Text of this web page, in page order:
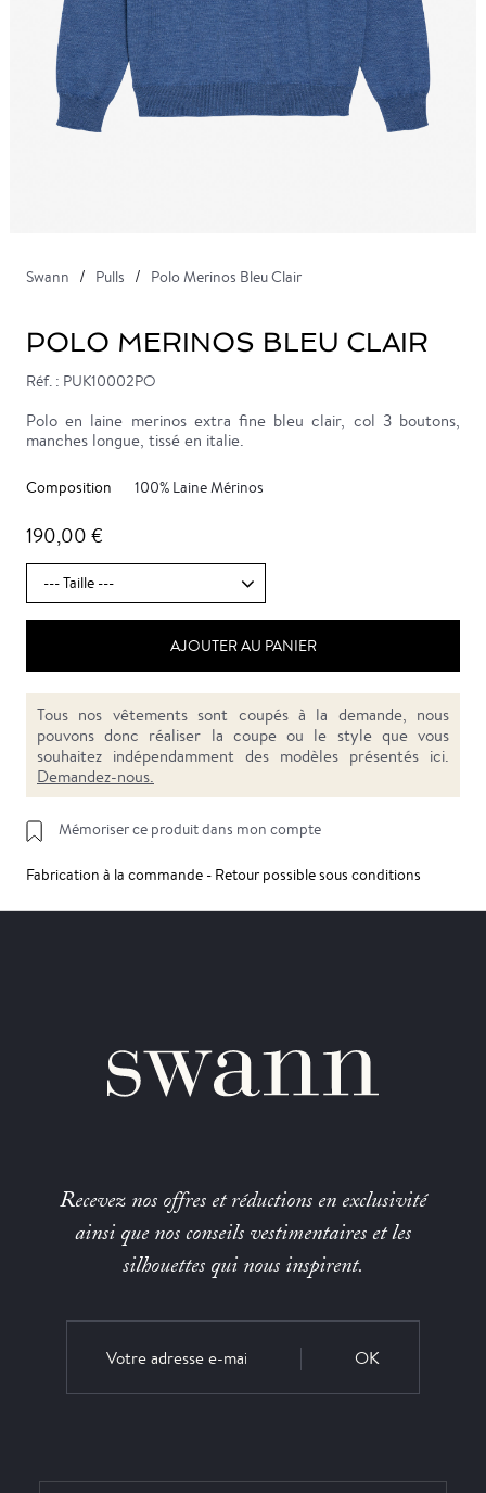
Swann Pulls Polo Merinos Bleu Clair
POLO MERINOS BLEU CLAIR
Réf. : PUK10002PO
Polo en laine merinos extra fine bleu clair, col 3 boutons,
manches longue, tissé en italie.
Composition 100% Laine Mérinos
190,00 €
AJOUTER AU PANIER
Tous nos vêtements sont coupés à la demande, nous
pouvons donc réaliser la coupe ou le style que vous
souhaitez indépendamment des modèles présentés ici.
Demandez-nous.
Mémoriser ce produit dans mon compte
Fabrication à la commande - Retour possible sous conditions
Recevez nos offres et réductions en exclusivité
ainsi que nos conseils vestimentaires et les
silhouettes qui nous inspirent.
OK